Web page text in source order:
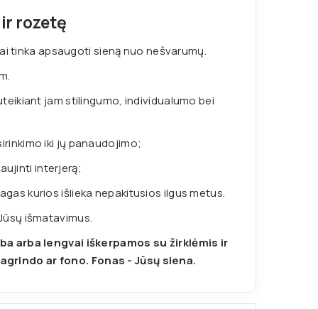
rozetę
tinka apsaugoti sieną nuo nešvarumų.
jam stilingumo, individualumo bei
iki jų panaudojimo;
interjerą;
kurios išlieka nepakitusios ilgus metus.
išmatavimus.
arba lengvai iškerpamos su žirklėmis ir
ar fono. Fonas - Jūsų siena.